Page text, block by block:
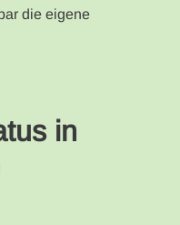
die eigene
in